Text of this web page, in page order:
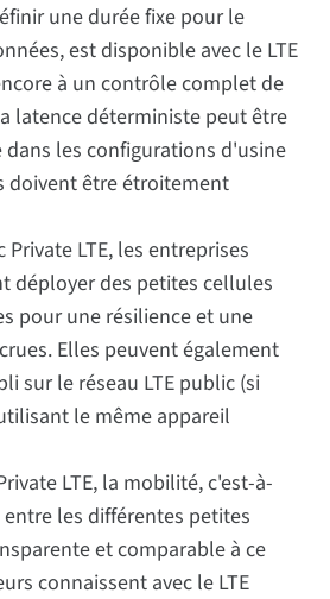
une durée fixe pour le
est disponible avec le LTE
à un contrôle complet de
latence déterministe peut être
les configurations d'usine
doivent être étroitement
Private LTE, les entreprises
déployer des petites cellules
pour une résilience et une
Elles peuvent également
sur le réseau LTE public (si
le même appareil
LTE, la mobilité, c'est-à-
les différentes petites
et comparable à ce
connaissent avec le LTE